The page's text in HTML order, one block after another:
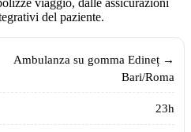
del paziente.
per il trasporto sanitario da
Ambulanza su gomma Edineț →
Bari/Roma
23h